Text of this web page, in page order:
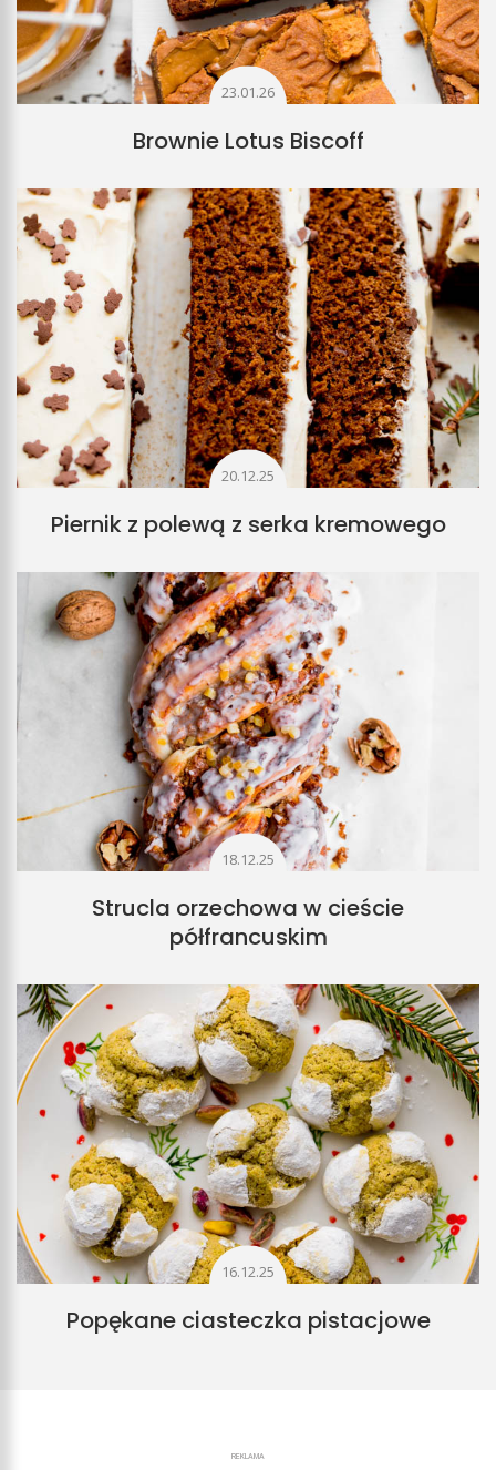
23.01.26
Brownie Lotus Biscoff
20.12.25
Piernik z polewą z serka kremowego
18.12.25
Strucla orzechowa w cieście
półfrancuskim
16.12.25
Popękane ciasteczka pistacjowe
REKLAMA